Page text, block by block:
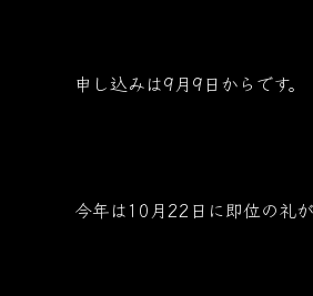
申し込みは9月9日からです。
今年は10月22日に即位の礼が